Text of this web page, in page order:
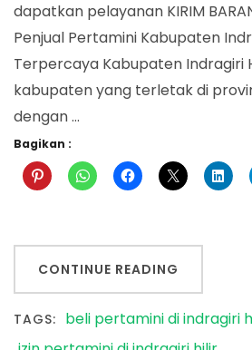
dapatkan pelayanan KIRIM
Penjual Pertamini Kabupaten
Terpercaya Kabupaten Indragiri
kabupaten yang terletak di
dengan …
Bagikan :
CONTINUE READING
TAGS: beli pertamini di indragiri